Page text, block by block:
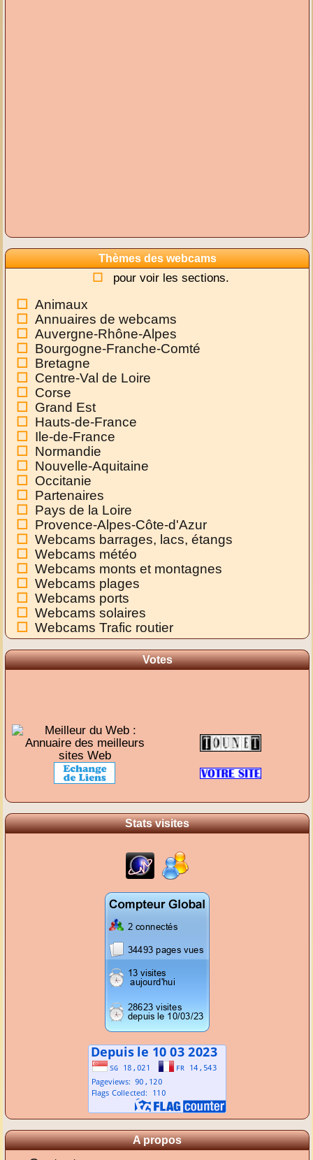
Thèmes des webcams
pour voir les sections.
Animaux
Annuaires de webcams
Auvergne-Rhône-Alpes
Bourgogne-Franche-Comté
Bretagne
Centre-Val de Loire
Corse
Grand Est
Hauts-de-France
Ile-de-France
Normandie
Nouvelle-Aquitaine
Occitanie
Partenaires
Pays de la Loire
Provence-Alpes-Côte-d'Azur
Webcams barrages, lacs, étangs
Webcams météo
Webcams monts et montagnes
Webcams plages
Webcams ports
Webcams solaires
Webcams Trafic routier
Votes
Stats visites
A propos